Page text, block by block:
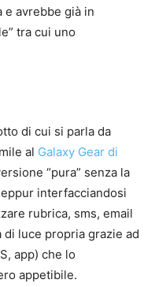
e avrebbe già in
tra cui uno
di cui si parla da
al Galaxy Gear di
“pura” senza la
interfacciandosi
rubrica, sms, email
di luce propria grazie ad
app) che lo
appetibile.